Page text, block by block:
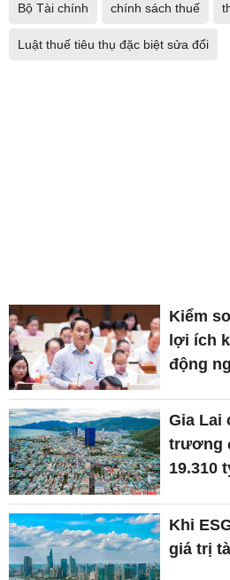
Bộ Tài chính chính sách thuế
Luật thuế tiêu thụ đặc biệt sửa đổi
Kiểm
lợi ích
động
Gia Lai
trương
19.310
Khi
giá trị